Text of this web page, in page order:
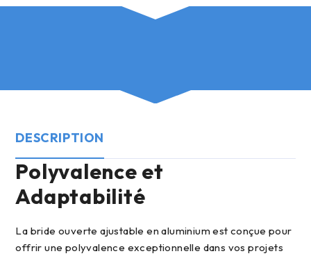
DESCRIPTION
Polyvalence et
Adaptabilité
La bride ouverte ajustable en aluminium est conçue pour
offrir une polyvalence exceptionnelle dans vos projets